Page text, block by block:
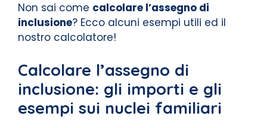
Non sai come calcolare l’assegno di
inclusione? Ecco alcuni esempi utili ed il
nostro calcolatore!
Calcolare l’assegno di
inclusione: gli importi e gli
esempi sui nuclei familiari